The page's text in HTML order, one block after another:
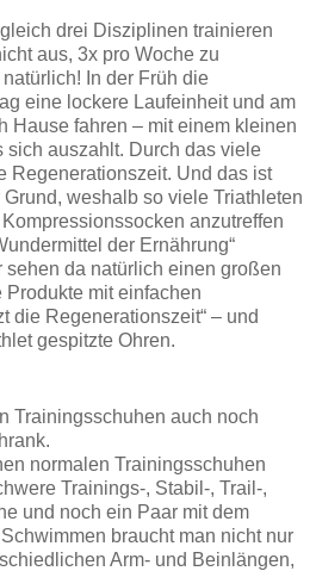
drei Disziplinen trainieren
aus, 3x pro Woche zu
In der Früh die
eine lockere Laufeinheit und am
Hause fahren – mit einem kleinen
sich auszahlt. Durch das viele
Regenerationszeit. Und das ist
weshalb so viele Triathleten
anzutreffen
der Ernährung“
da natürlich einen großen
Produkte mit einfachen
die Regenerationszeit“ – und
gespitzte Ohren.
Trainingsschuhen auch noch
normalen Trainingsschuhen
Trainings-, Stabil-, Trail-,
und noch ein Paar mit dem
braucht man nicht nur
Arm- und Beinlängen,